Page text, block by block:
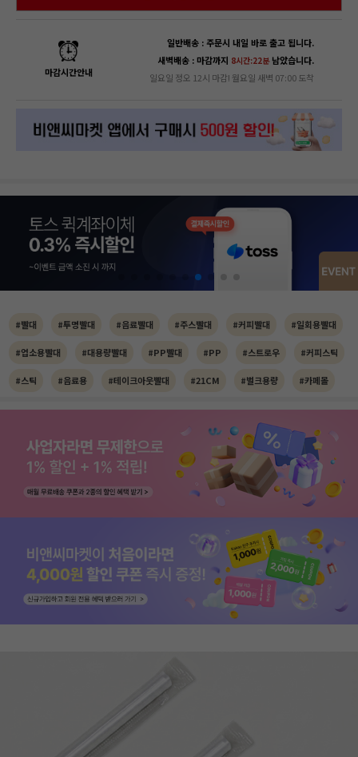
마감시간안내
일반배송 : 주문시 내일 바로 출고 됩니다.
새벽배송 : 마감까지 8시간:22분남았습니다.
일요일 정오 12시 마감! 월요일 새벽 07:00 도착
#빨대 #투명빨대 #음료빨대 #주스빨대 #커피빨대 #일회용빨대
#업소용빨대 #대용량빨대 #PP빨대 #PP #스트로우 #커피스틱
#스틱 #음료용 #테이크아웃빨대 #21CM #벌크용량 #카페몰